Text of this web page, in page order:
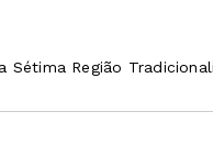
Sétima Região